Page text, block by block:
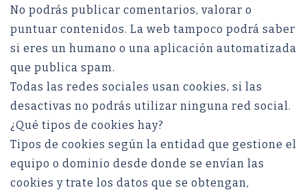
No podrás publicar comentarios, valorar o
puntuar contenidos. La web tampoco podrá saber
si eres un humano o una aplicación automatizada
que publica spam.
Todas las redes sociales usan cookies, si las
desactivas no podrás utilizar ninguna red social.
¿Qué tipos de cookies hay?
Tipos de cookies según la entidad que gestione el
equipo o dominio desde donde se envían las
cookies y trate los datos que se obtengan,